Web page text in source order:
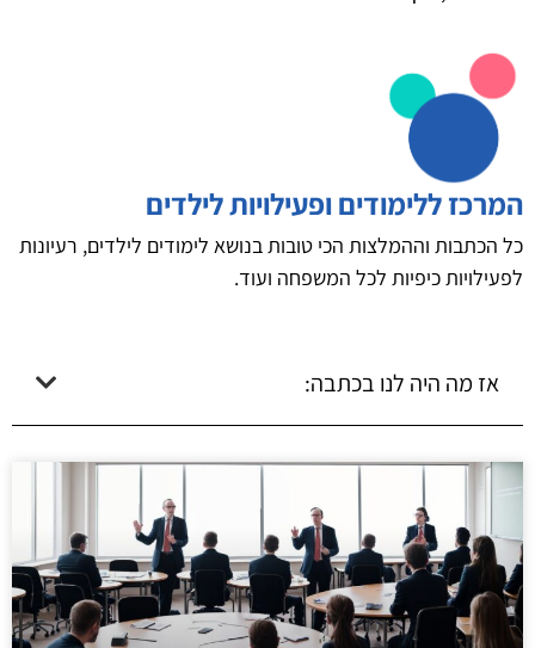
המרכז ללימודים ופעילויות לילדים
כל הכתבות וההמלצות הכי טובות בנושא לימודים לילדים, רעיונות
לפעילויות כיפיות לכל המשפחה ועוד.
אז מה היה לנו בכתבה: